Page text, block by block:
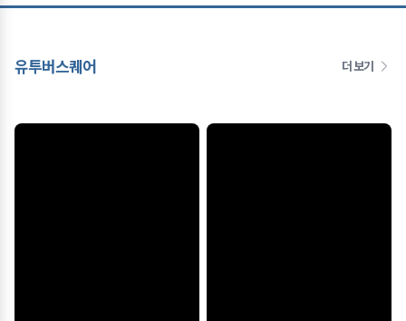
유투버스퀘어 더 보기